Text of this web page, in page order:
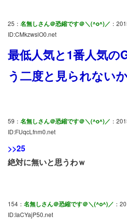
25： 名無しさん＠恐縮です＠＼(^o^)／ ：
ID:CMkzwslO0.net
最低人気と1番人気の
う二度と見られない
59： 名無しさん＠恐縮です＠＼(^o^)／ ：
ID:FUqcLfnm0.net
>>25
絶対に無いと思うわｗ
154： 名無しさん＠恐縮です＠＼(^o^)／ ：
ID:IaCYajP50.net